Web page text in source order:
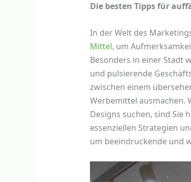
Die besten Tipps für
In der Welt des
Mittel, um
Besonders in einer Stadt
und pulsierende
zwischen einem
Werbemittel ausmachen.
Designs suchen, sind Sie
essenziellen Strategien
um beeindruckende und